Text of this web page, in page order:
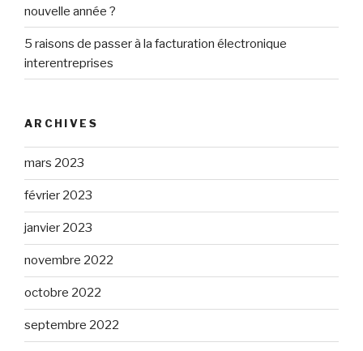
nouvelle année ?
5 raisons de passer à la facturation électronique
interentreprises
ARCHIVES
mars 2023
février 2023
janvier 2023
novembre 2022
octobre 2022
septembre 2022